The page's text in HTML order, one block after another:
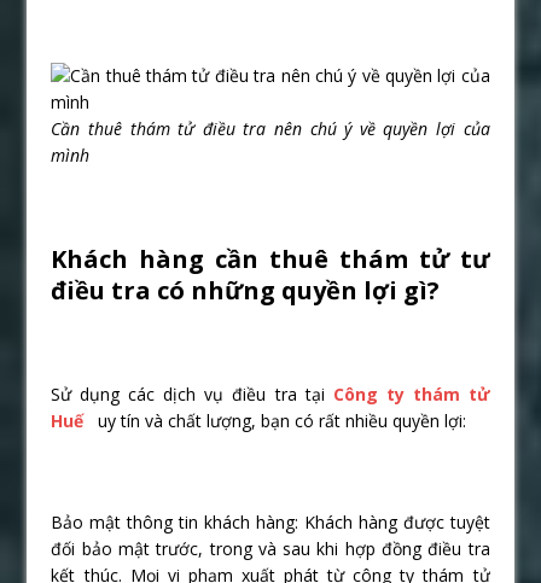
Cần thuê thám tử điều tra nên chú ý về quyền lợi của
mình
Khách hàng cần thuê thám tử tư
điều tra có những quyền lợi gì?
Sử dụng các dịch vụ điều tra tại Công ty thám tử
Huế uy tín và chất lượng, bạn có rất nhiều quyền lợi:
Bảo mật thông tin khách hàng: Khách hàng được tuyệt
đối bảo mật trước, trong và sau khi hợp đồng điều tra
kết thúc. Mọi vi phạm xuất phát từ công ty thám tử